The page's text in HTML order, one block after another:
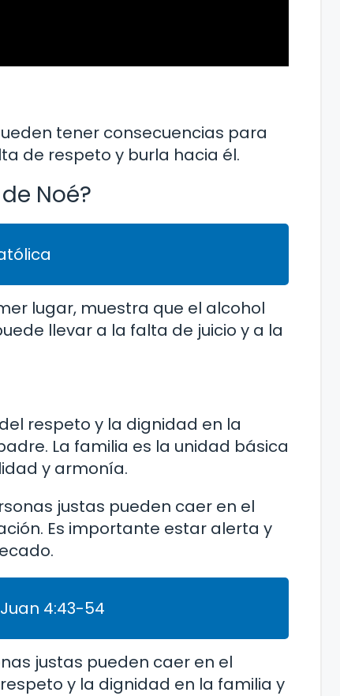
tener consecuencias para
de respeto y burla hacia él.
Noé?
lugar, muestra que el alcohol
llevar a la falta de juicio y a la
respeto y la dignidad en la
La familia es la unidad básica
y armonía.
justas pueden caer en el
Es importante estar alerta y
4:43-54
justas pueden caer en el
y la dignidad en la familia y